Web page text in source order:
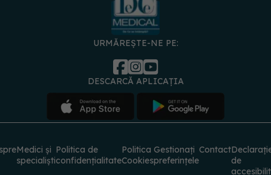
URMĂREȘTE-NE PE:
DESCARCĂ APLICAȚIA
Medici și
specialiști
Politica de
confidențialitate
Politica
Cookies
Gestionați
preferințele
Contact
de